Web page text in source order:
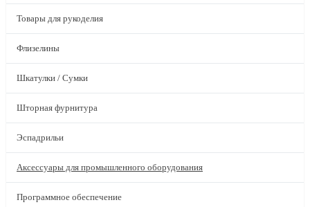
Товары для рукоделия
Флизелины
Шкатулки / Сумки
Шторная фурнитура
Эспадрильи
Аксессуары для промышленного оборудования
Программное обеспечение